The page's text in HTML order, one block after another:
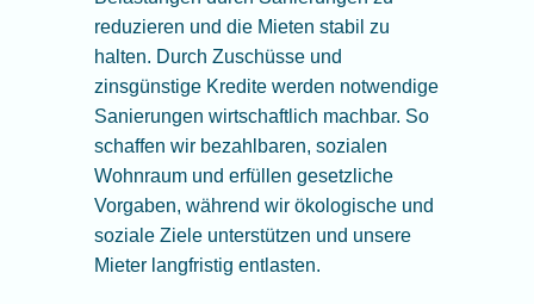
reduzieren und die Mieten stabil zu
halten. Durch Zuschüsse und
zinsgünstige Kredite werden notwendige
Sanierungen wirtschaftlich machbar. So
schaffen wir bezahlbaren, sozialen
Wohnraum und erfüllen gesetzliche
Vorgaben, während wir ökologische und
soziale Ziele unterstützen und unsere
Mieter langfristig entlasten.